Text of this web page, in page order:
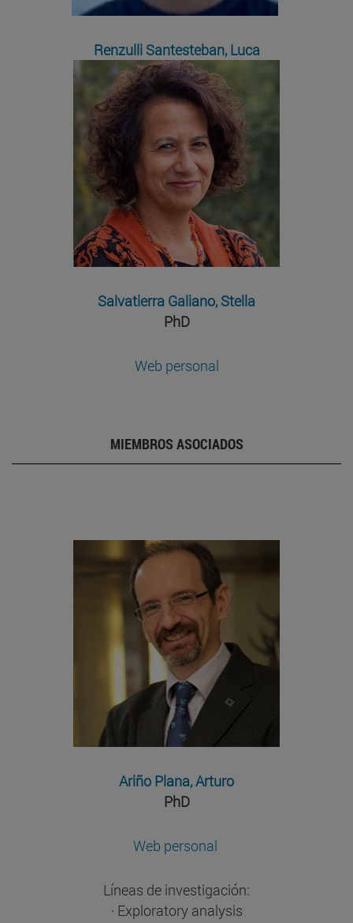
Renzulli Santesteban, Luca
Salvatierra Galiano, Stella
PhD
Web personal
MIEMBROS ASOCIADOS
Ariño Plana, Arturo
PhD
Web personal
Líneas de investigación:
· Exploratory analysis